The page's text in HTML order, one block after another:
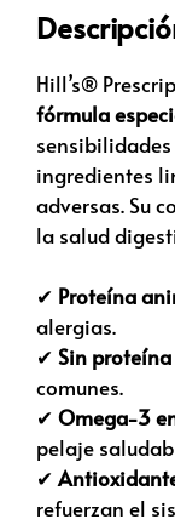
Hill’s®
fórmula
ingredientes
adversas. Su
la salud
✔ Proteína
alergias.
✔ Sin
comunes.
✔ Omega-3
pelaje
✔
refuerzan el